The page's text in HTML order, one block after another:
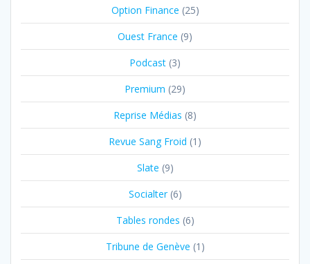
Option Finance (25)
Ouest France (9)
Podcast (3)
Premium (29)
Reprise Médias (8)
Revue Sang Froid (1)
Slate (9)
Socialter(6)
Tables rondes (6)
Tribune de Genève (1)